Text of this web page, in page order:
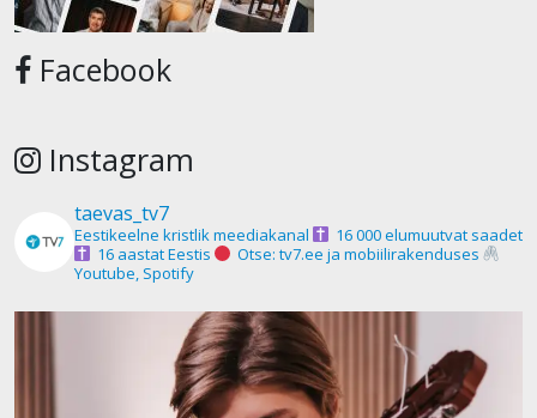
Facebook
Instagram
taevas_tv7
Eestikeelne kristlik meediakanal
16 000 elumuutvat saadet
16 aastat Eestis
Otse: tv7.ee ja mobiilirakenduses
Youtube, Spotify